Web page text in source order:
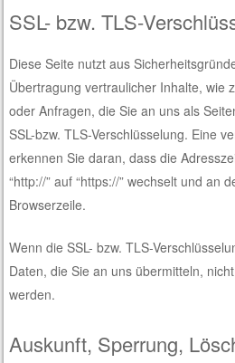
SSL- bzw. TLS-
Diese Seite nutzt aus
Übertragung vertraulicher Inhalte, wie
oder Anfragen, die Sie an uns als
SSL-bzw. TLS-Verschlüsselung. Eine
erkennen Sie daran, dass die
“http://” auf “https://” wechselt und an
Browserzeile.
Wenn die SSL- bzw. TLS-
Daten, die Sie an uns übermitteln,
werden.
Auskunft, Sperrung,